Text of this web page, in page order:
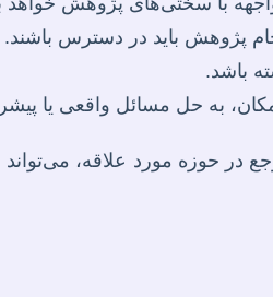
پژوهش باید در دسترس باشند.
باشد.
به حل مسائل واقعی یا
در حوزه مورد علاقه،